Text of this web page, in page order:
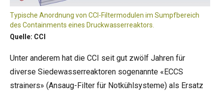
Typische Anordnung von CCI-Filtermodulen im Sumpfbereich
des Containments eines Druckwasserreaktors.
Quelle: CCI
Unter anderem hat die CCI seit gut zwölf Jahren für
diverse Siedewasserreaktoren sogenannte «ECCS
strainers» (Ansaug-Filter für Notkühlsysteme) als Ersatz